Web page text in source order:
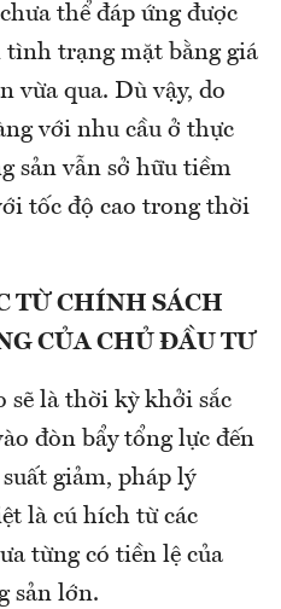
thể đáp ứng được
tình trạng mặt bằng giá
vừa qua. Dù vậy, do
với nhu cầu ở thực
sản vẫn sở hữu tiềm
tốc độ cao trong thời
TỪ CHÍNH SÁCH
CỦA CHỦ ĐẦU TƯ
sẽ là thời kỳ khởi sắc
đòn bẩy tổng lực đến
giảm, pháp lý
là cú hích từ các
từng có tiền lệ của
sản lớn.